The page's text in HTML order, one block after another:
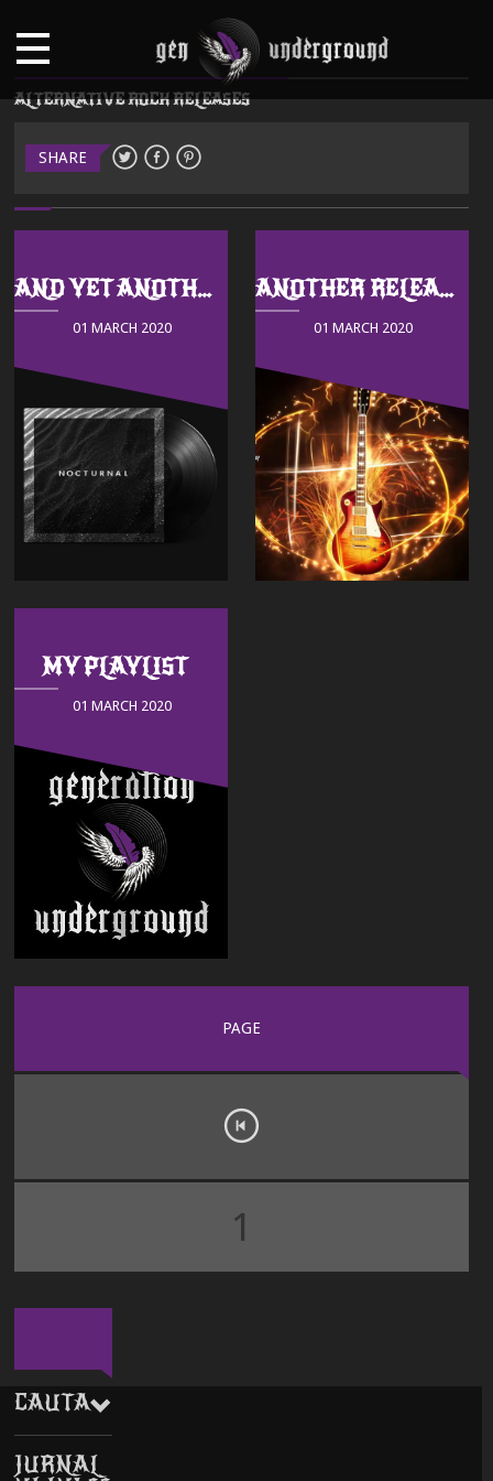
ALTERNATIVE ROCK RELEASES
SHARE
AND YET ANOTHER PLAYLIST
01 MARCH 2020
ANOTHER RELEASE
01 MARCH 2020
MY PLAYLIST
01 MARCH 2020
PAGE
1
CAUTA
JURNAL